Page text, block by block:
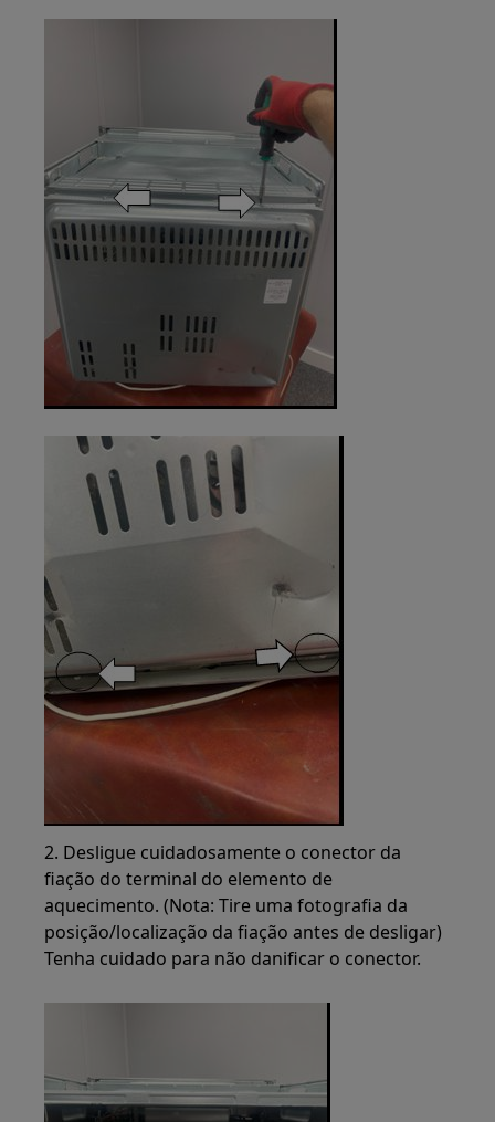
2. Desligue cuidadosamente o conector da
fiação do terminal do elemento de
aquecimento. (Nota: Tire uma fotografia da
posição/localização da fiação antes de desligar)
Tenha cuidado para não danificar o conector.